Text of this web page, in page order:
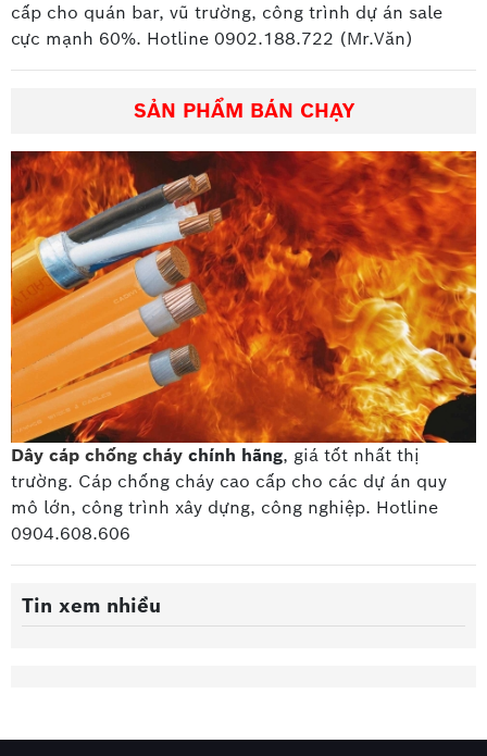
cấp cho quán bar, vũ trường, công trình dự án sale
cực mạnh 60%. Hotline 0902.188.722 (Mr.Văn)
SẢN PHẨM BÁN CHẠY
Dây cáp chống cháy chính hãng, giá tốt nhất thị
trường. Cáp chống cháy cao cấp cho các dự án quy
mô lớn, công trình xây dựng, công nghiệp. Hotline
0904.608.606
Tin xem nhiều